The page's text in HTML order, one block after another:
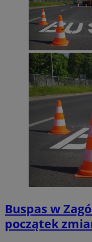
Buspas w
początek